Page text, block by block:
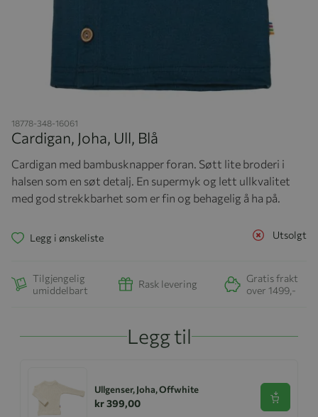
18778-348-16061
Cardigan, Joha, Ull, Blå
Cardigan med bambusknapper foran. Søtt lite broderi i
halsen som en søt detalj. En supermyk og lett ullkvalitet
med god strekkbarhet som er fin og behagelig å ha på.
Utsolgt
Legg i ønskeliste
Tilgjengelig
umiddelbart
Rask levering
Gratis frakt
over 1499,-
Legg til
Ullgenser, Joha, Offwhite
kr 399,00 Se